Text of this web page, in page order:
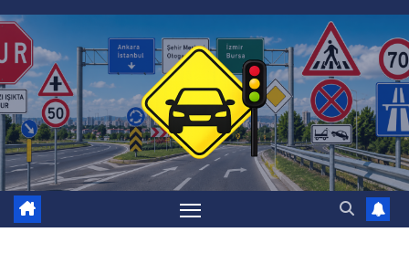
Skip
to
content